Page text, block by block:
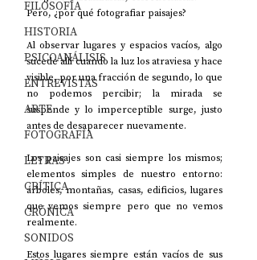
FILOSOFÍA
HISTORIA
PSICOANÁLISIS
ENTREVISTAS
ARTE
FOTOGRAFÍA
LETRAS
CRÍTICA
CRÓNICA
SONIDOS
Pero, ¿por qué fotografiar paisajes?
Al observar lugares y espacios vacíos, algo
sucede allí cuando la luz los atraviesa y hace
visible, por una fracción de segundo, lo que
no podemos percibir; la mirada se
suspende y lo imperceptible surge, justo
antes de desaparecer nuevamente.
Los paisajes son casi siempre los mismos;
elementos simples de nuestro entorno:
árboles, montañas, casas, edificios, lugares
que vemos siempre pero que no vemos
realmente.
Estos lugares siempre están vacíos de sus